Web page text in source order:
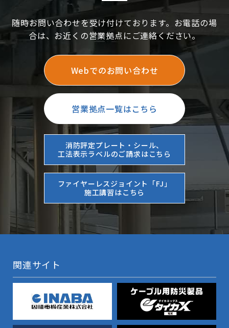
随時お問い合わせを受け付けております。お電話の場
合は、お近くの営業拠点にご連絡ください。
Webでのお問い合わせ
営業拠点一覧はこちら
消防評定プレート・シール、
工法表示ラベルのご請求はこちら
ファイヤーレスジョイント「FJ」
施工講習はこちら
関連サイト